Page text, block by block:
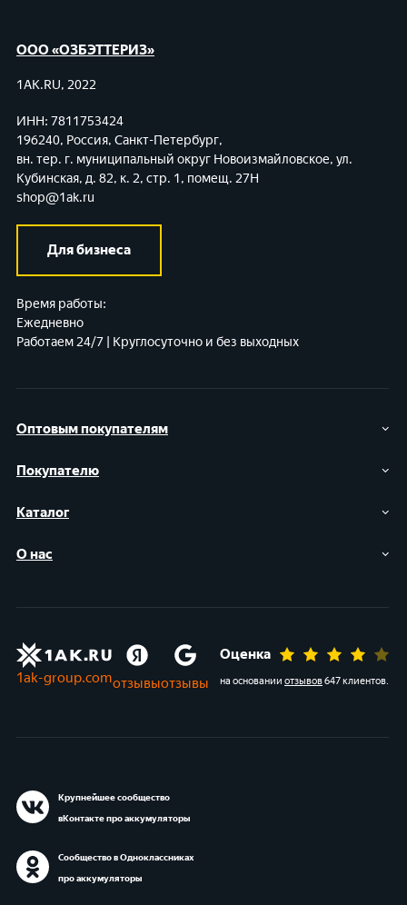
Оптовым покупателям
Покупателю
Каталог
О нас
ООО «ОЗБЭТТЕРИЗ»
1AK.RU, 2022
ИНН: 7811753424
196240, Россия, Санкт-Петербург,
вн. тер. г. муниципальный округ Новоизмайловское, ул.
Кубинская, д. 82, к. 2, стр. 1, помещ. 27Н
shop@1ak.ru
Для бизнеса
Время работы:
Ежедневно
Работаем 24/7 | Круглосуточно и без выходных
1ak-group.comотзывыотзывы
Оценка
на основании отзывов647 клиентов.
Крупнейшее сообщество
вКонтакте про аккумуляторы
Сообщество в Одноклассниках
про аккумуляторы